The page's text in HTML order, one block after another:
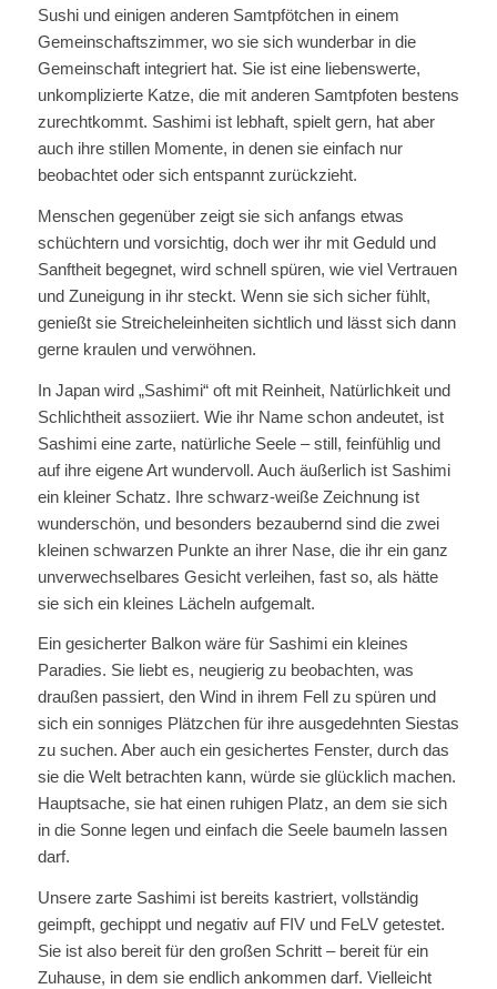
Sushi und einigen anderen Samtpfötchen in einem
Gemeinschaftszimmer, wo sie sich wunderbar in die
Gemeinschaft integriert hat. Sie ist eine liebenswerte,
unkomplizierte Katze, die mit anderen Samtpfoten bestens
zurechtkommt. Sashimi ist lebhaft, spielt gern, hat aber
auch ihre stillen Momente, in denen sie einfach nur
beobachtet oder sich entspannt zurückzieht.
Menschen gegenüber zeigt sie sich anfangs etwas
schüchtern und vorsichtig, doch wer ihr mit Geduld und
Sanftheit begegnet, wird schnell spüren, wie viel Vertrauen
und Zuneigung in ihr steckt. Wenn sie sich sicher fühlt,
genießt sie Streicheleinheiten sichtlich und lässt sich dann
gerne kraulen und verwöhnen.
In Japan wird „Sashimi“ oft mit Reinheit, Natürlichkeit und
Schlichtheit assoziiert. Wie ihr Name schon andeutet, ist
Sashimi eine zarte, natürliche Seele – still, feinfühlig und
auf ihre eigene Art wundervoll. Auch äußerlich ist Sashimi
ein kleiner Schatz. Ihre schwarz-weiße Zeichnung ist
wunderschön, und besonders bezaubernd sind die zwei
kleinen schwarzen Punkte an ihrer Nase, die ihr ein ganz
unverwechselbares Gesicht verleihen, fast so, als hätte
sie sich ein kleines Lächeln aufgemalt.
Ein gesicherter Balkon wäre für Sashimi ein kleines
Paradies. Sie liebt es, neugierig zu beobachten, was
draußen passiert, den Wind in ihrem Fell zu spüren und
sich ein sonniges Plätzchen für ihre ausgedehnten Siestas
zu suchen. Aber auch ein gesichertes Fenster, durch das
sie die Welt betrachten kann, würde sie glücklich machen.
Hauptsache, sie hat einen ruhigen Platz, an dem sie sich
in die Sonne legen und einfach die Seele baumeln lassen
darf.
Unsere zarte Sashimi ist bereits kastriert, vollständig
geimpft, gechippt und negativ auf FIV und FeLV getestet.
Sie ist also bereit für den großen Schritt – bereit für ein
Zuhause, in dem sie endlich ankommen darf. Vielleicht